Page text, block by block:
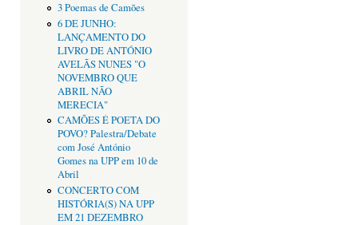
3 Poemas de Camões
6 DE JUNHO:
LANÇAMENTO DO
LIVRO DE ANTÓNIO
AVELÃS NUNES "O
NOVEMBRO QUE
ABRIL NÃO
MERECIA"
CAMÕES É POETA DO
POVO? Palestra/Debate
com José António
Gomes na UPP em 10 de
Abril
CONCERTO COM
HISTÓRIA(S) NA UPP
EM 21 DEZEMBRO